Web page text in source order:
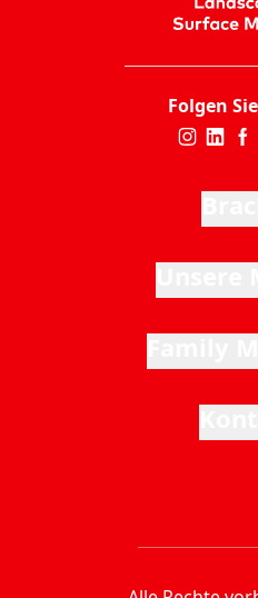
Folgen